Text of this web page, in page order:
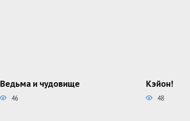
Ведьма и чудовище
46
Кэйон!
48